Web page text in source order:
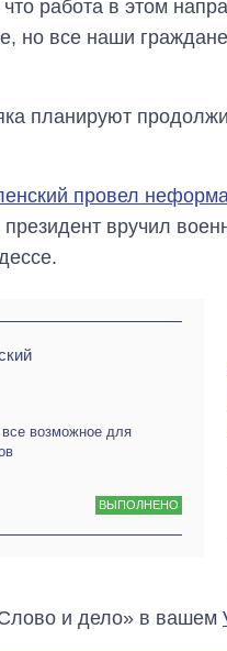
работа в этом
но все наши
планируют
провел
президент вручил
возможное для
ВЫПОЛНЕНО
и дело» в вашем